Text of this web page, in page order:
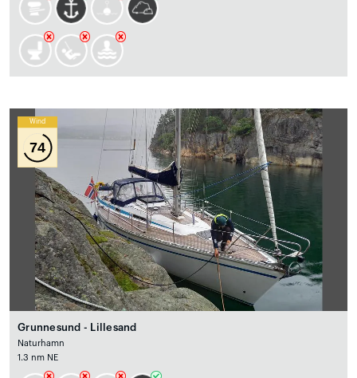
Wind
74
Grunnesund - Lillesand
Naturhamn
1.3 nm NE